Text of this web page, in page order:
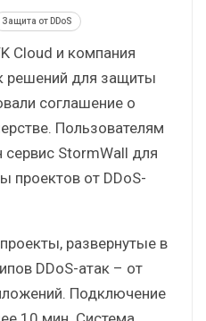
Защита от DDoS
Cloud и компания
решений для защиты
соглашение о
Пользователям
сервис StormWall для
проектов от DDoS-
развернутые в
DDoS-атак – от
Подключение